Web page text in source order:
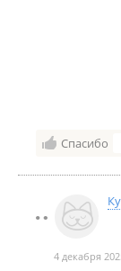
Спасибо
4 декабря